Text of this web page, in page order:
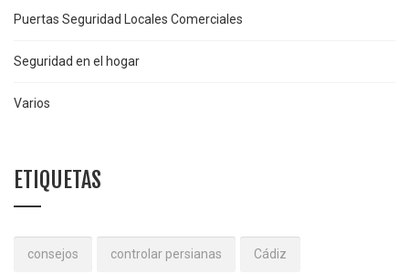
Puertas Seguridad Locales Comerciales
Seguridad en el hogar
Varios
ETIQUETAS
consejos controlar persianas Cádiz